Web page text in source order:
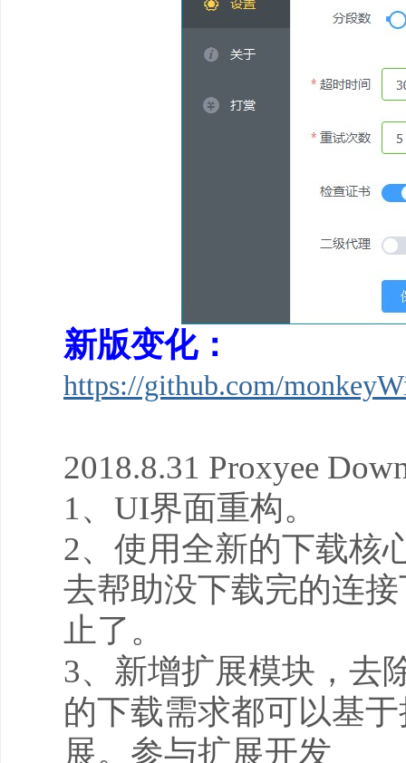
新版变化：
https://github.com/
2018.8.31 Proxyee
1、UI界面重构。
2、使用全新的下载核
去帮助没下载完的连
止了。
3、新增扩展模块，去
的下载需求都可以基
展。参与扩展开发